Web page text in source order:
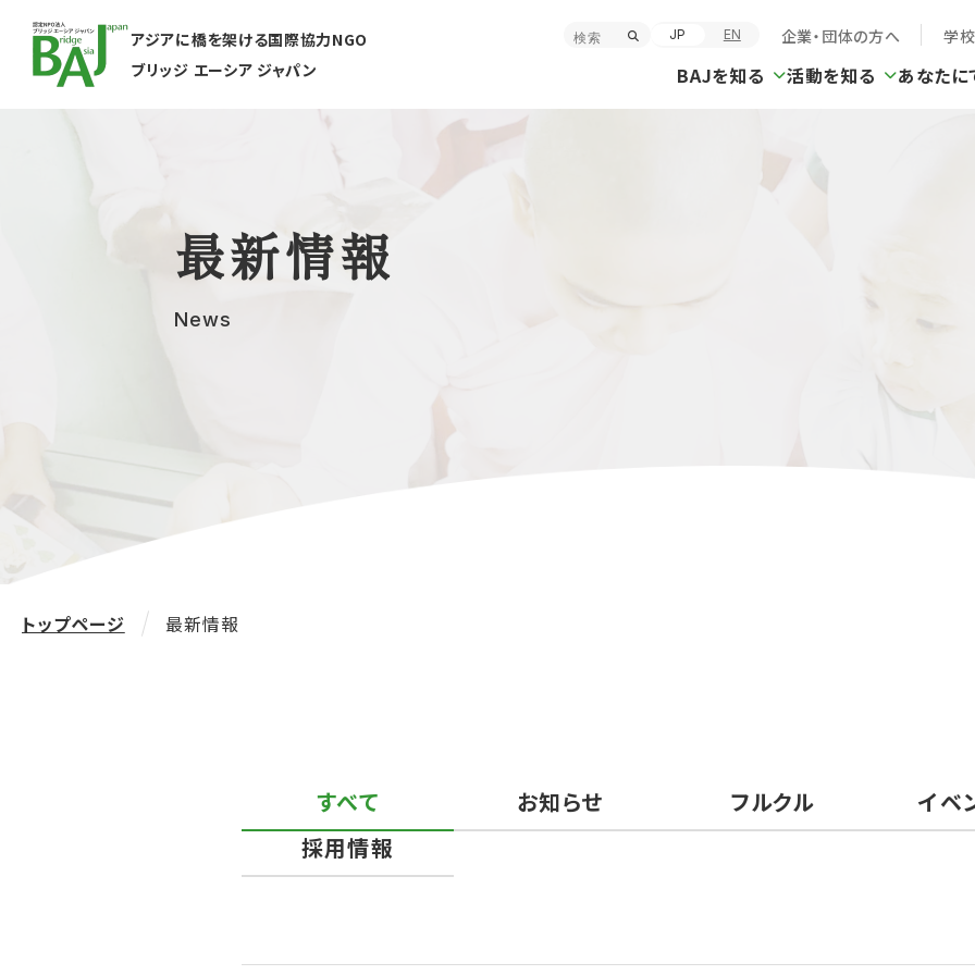
アジアに橋を架ける国際協力NGO
ブリッジ エーシア ジャパン
JP EN 企業・団体の方へ 学
BAJを知る 活動を知る あなたに
最新情報
News
トップページ 最新情報
すべて お知らせ フルクル
イベ
採用情報